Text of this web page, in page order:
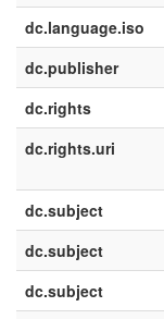
dc.language.iso
dc.publisher
dc.rights
dc.rights.uri
dc.subject
dc.subject
dc.subject